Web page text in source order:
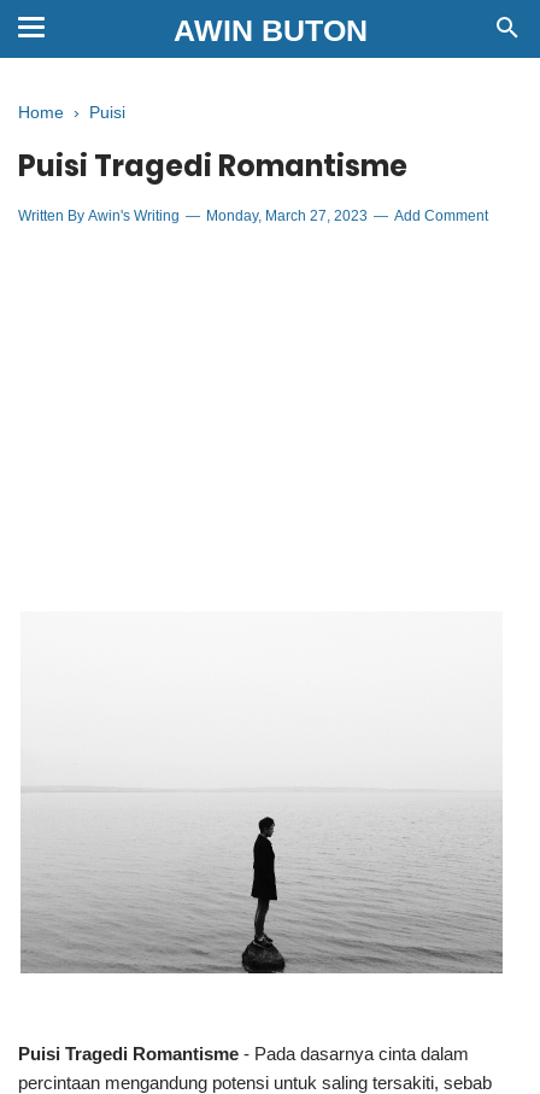
AWIN BUTON
Home › Puisi
Puisi Tragedi Romantisme
Written By Awin's Writing Monday, March 27, 2023 Add Comment
Puisi Tragedi Romantisme - Pada dasarnya cinta dalam
percintaan mengandung potensi untuk saling tersakiti, sebab